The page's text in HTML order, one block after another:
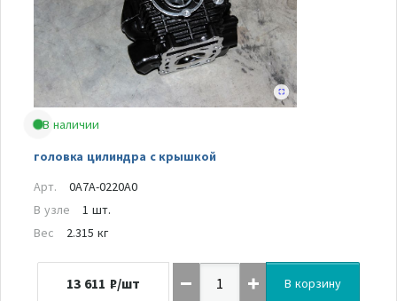
В наличии
головка цилиндра с крышкой
Арт.
0A7A-0220A0
В узле
1 шт.
Вес
2.315 кг
13 611 ₽/шт В корзину